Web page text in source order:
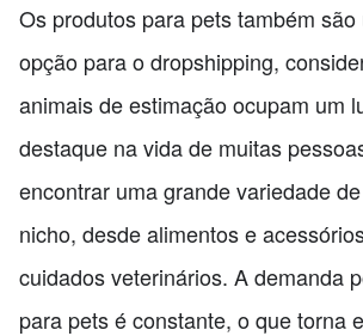
Os produtos para pets também
opção para o dropshipping,
animais de estimação ocupam um
destaque na vida de muitas
encontrar uma grande variedade
nicho, desde alimentos e
cuidados veterinários. A demanda
para pets é constante, o que torna